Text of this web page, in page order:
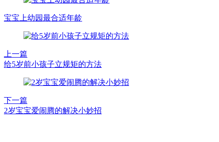
宝宝上幼园最合适年龄
上一篇
给5岁前小孩子立规矩的方法
下一篇
2岁宝宝爱闹腾的解决小妙招